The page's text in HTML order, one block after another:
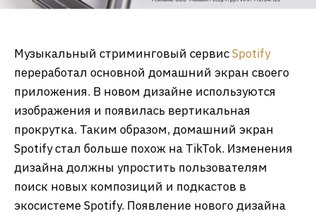
Музыкальный стриминговый сервисSpotify
переработал основной домашний экран своего
приложения. В новом дизайне используются
изображения и появилась вертикальная
прокрутка. Таким образом, домашний экран
Spotify стал больше похож на TikTok. Изменения
дизайна должны упростить пользователям
поиск новых композиций и подкастов в
экосистеме Spotify. Появление нового дизайна